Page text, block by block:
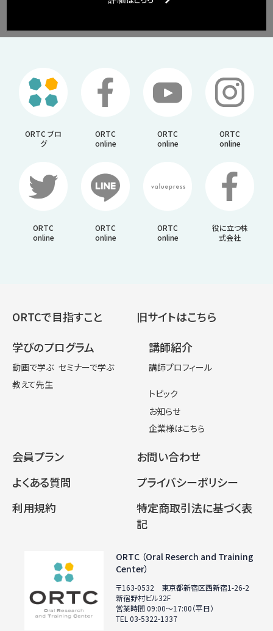
ORTC ブロ
グ
ORTC
online
ORTC
online
ORTC
online
ORTC
online
ORTC
online
ORTC
online
役に立つ株
式会社
ORTC （Oral Reserch and Training
Center）
〒163-0532 東京都新宿区西新宿1-26-2
新宿野村ビル32F
営業時間 09:00〜17:00（平日）
TEL 03-5322-1337
ORTCで目指すこと
旧サイトはこちら
学びのプログラム
動画で学ぶ セミナーで学ぶ
教えて先生
講師紹介
講師プロフィール
トピック
お知らせ
企業様はこちら
会員プラン
お問い合わせ
よくある質問
プライバシーポリシー
利用規約
特定商取引法に基づく表
記